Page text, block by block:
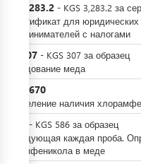
3,283.2 - KGS 3,283.2 за
за сертификат для
предпринимателей с налогами
307 - KGS 307 за образец
Исследование меда
4,670
Определение наличия
- KGS 586 за образец
Последующая каждая проба.
хлорамфеникола в меде